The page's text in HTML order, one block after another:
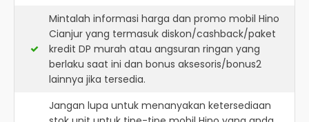
Mintalah informasi harga dan promo mobil Hino
Cianjur yang termasuk diskon/cashback/paket
kredit DP murah atau angsuran ringan yang
berlaku saat ini dan bonus aksesoris/bonus2
lainnya jika tersedia.
Jangan lupa untuk menanyakan ketersediaan